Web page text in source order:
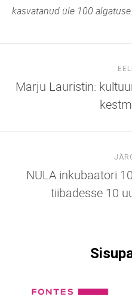
kasvatanud üle 100 algatuse.
Marju Lauristin:
NULA inkubaatori
tiibadesse 10